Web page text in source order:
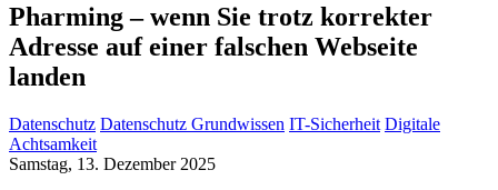
Pharming – wenn Sie trotz korrekter
Adresse auf einer falschen Webseite
landen
Datenschutz Datenschutz Grundwissen IT-Sicherheit Digitale
Achtsamkeit
Samstag, 13. Dezember 2025